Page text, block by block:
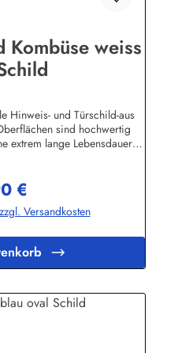
Kombüse weiss
Hinweis- und Türschild-aus
sind hochwertig
extrem lange Lebensdauer
werden, weil sonst
Die Emailleschilder können
werdenHier geht's zu den
Bini Inh. Eda
1a22457
Preis:
€
Versandkosten